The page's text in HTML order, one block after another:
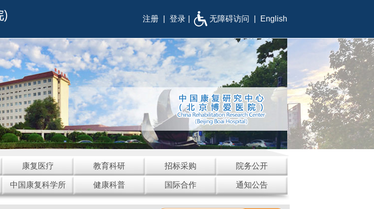
注册 登录 无障碍访问 English
康复医疗 教育科研 招标采购 院务公开
中国康复科学所 健康科普 国际合作 通知公告